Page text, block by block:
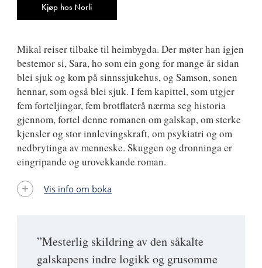
Kjøp hos Norli
”Mesterlig skildring av den såkalte
galskapens indre logikk og grusomme
Mikal reiser tilbake til heimbygda. Der møter han igjen
bestemor si, Sara, ho som ein gong for mange år sidan
blei sjuk og kom på sinnssjukehus, og Samson, sonen
hennar, som også blei sjuk. I fem kapittel, som utgjer
fem forteljingar, fem brotflaterå nærma seg historia
gjennom, fortel denne romanen om galskap, om sterke
kjensler og stor innlevingskraft, om psykiatri og om
nedbrytinga av menneske. Skuggen og dronninga er
eingripande og urovekkande roman.
Vis info om boka